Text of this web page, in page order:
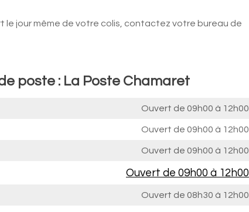
le jour même de votre colis, contactez votre bureau de
poste : La Poste Chamaret
Ouvert de 09h00 à 12h00
Ouvert de 09h00 à 12h00
Ouvert de 09h00 à 12h00
Ouvert de 09h00 à 12h00
Ouvert de 08h30 à 12h00